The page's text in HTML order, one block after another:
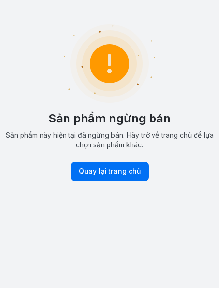
Sản phẩm ngừng bán
Sản phẩm này hiện tại đã ngừng bán. Hãy trở về trang chủ để lựa
chọn sản phẩm khác.
Quay lại trang chủ